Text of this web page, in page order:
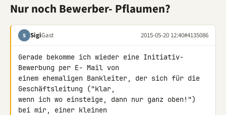
Nur noch Bewerber- Pflaumen?
S SigiGast 2015-05-20 12:40#4135086
Gerade bekomme ich wieder eine Initiativ-
Bewerbung per E- Mail von
einem ehemaligen Bankleiter, der sich für die
Geschäftsleitung ("klar,
wenn ich wo einsteige, dann nur ganz oben!")
bei mir, einer kleinen